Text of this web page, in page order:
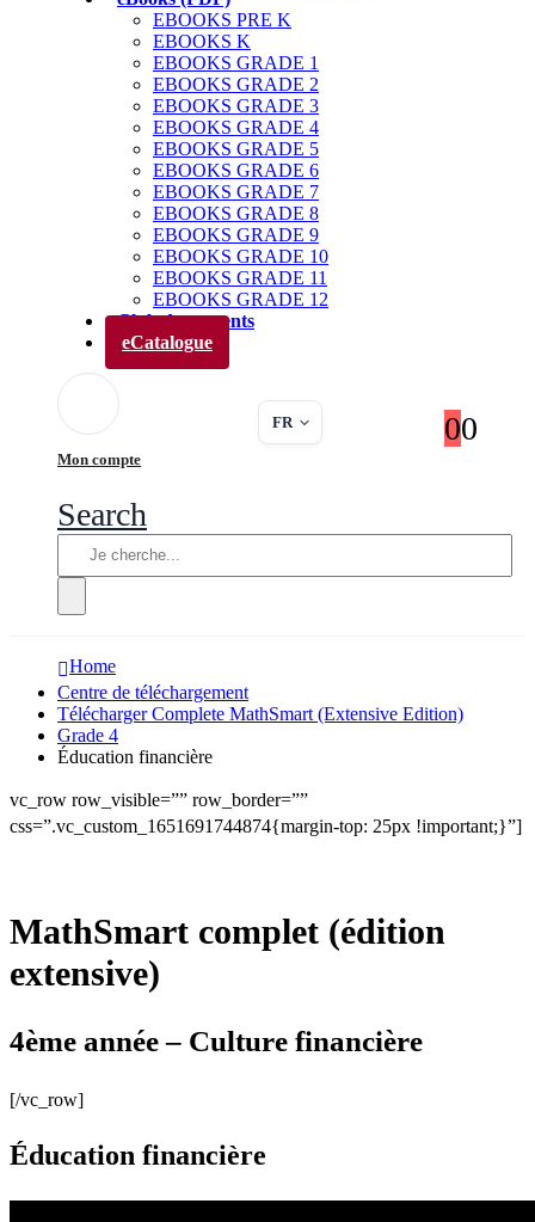
EBOOKS PRE K
EBOOKS K
EBOOKS GRADE 1
EBOOKS GRADE 2
EBOOKS GRADE 3
EBOOKS GRADE 4
EBOOKS GRADE 5
EBOOKS GRADE 6
EBOOKS GRADE 7
EBOOKS GRADE 8
EBOOKS GRADE 9
EBOOKS GRADE 10
EBOOKS GRADE 11
EBOOKS GRADE 12
Club des parents
eCatalogue
Mon compte
FR 00
Search
Home
Centre de téléchargement
Télécharger Complete MathSmart (Extensive Edition)
Grade 4
Éducation financière
vc_row row_visible=”” row_border=””
css=”.vc_custom_1651691744874{margin-top: 25px !important;}”]
MathSmart complet (édition
extensive)
4ème année – Culture financière
[/vc_row]
Éducation financière